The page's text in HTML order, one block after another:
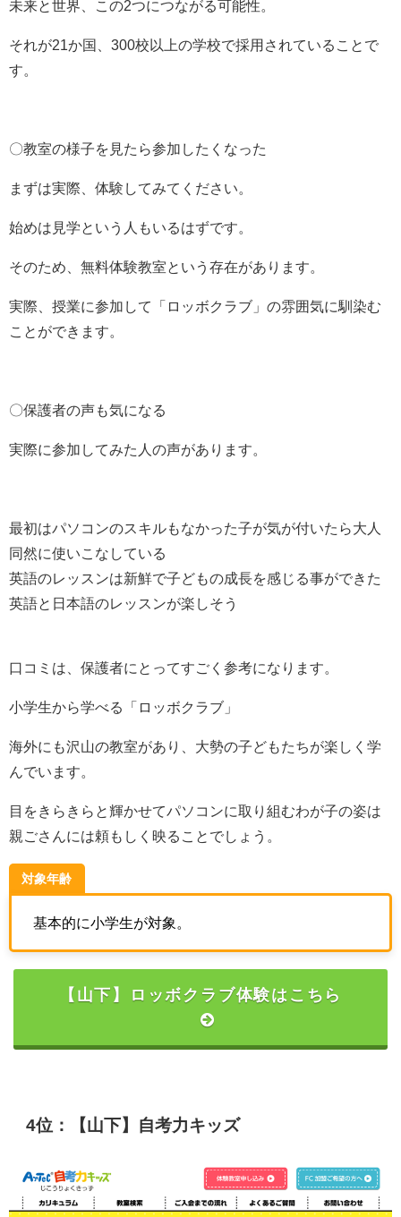
未来と世界、この2つにつながる可能性。
それが21か国、300校以上の学校で採用されていることで
す。
〇教室の様子を見たら参加したくなった
まずは実際、体験してみてください。
始めは見学という人もいるはずです。
そのため、無料体験教室という存在があります。
実際、授業に参加して「ロッボクラブ」の雰囲気に馴染む
ことができます。
〇保護者の声も気になる
実際に参加してみた人の声があります。
最初はパソコンのスキルもなかった子が気が付いたら大人
同然に使いこなしている
英語のレッスンは新鮮で子どもの成長を感じる事ができた
英語と日本語のレッスンが楽しそう
口コミは、保護者にとってすごく参考になります。
小学生から学べる「ロッボクラブ」
海外にも沢山の教室があり、大勢の子どもたちが楽しく学
んでいます。
目をきらきらと輝かせてパソコンに取り組むわが子の姿は
親ごさんには頼もしく映ることでしょう。
対象年齢
基本的に小学生が対象。
【山下】ロッボクラブ体験はこちら
4位：【山下】自考力キッズ